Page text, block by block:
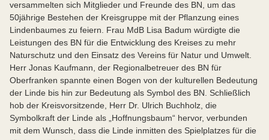
versammelten sich Mitglieder und Freunde des BN, um das
50jährige Bestehen der Kreisgruppe mit der Pflanzung eines
Lindenbaumes zu feiern. Frau MdB Lisa Badum würdigte die
Leistungen des BN für die Entwicklung des Kreises zu mehr
Naturschutz und den Einsatz des Vereins für Natur und Umwelt.
Herr Jonas Kaufmann, der Regionalbetreuer des BN für
Oberfranken spannte einen Bogen von der kulturellen Bedeutung
der Linde bis hin zur Bedeutung als Symbol des BN. Schließlich
hob der Kreisvorsitzende, Herr Dr. Ulrich Buchholz, die
Symbolkraft der Linde als „Hoffnungsbaum“ hervor, verbunden
mit dem Wunsch, dass die Linde inmitten des Spielplatzes für die